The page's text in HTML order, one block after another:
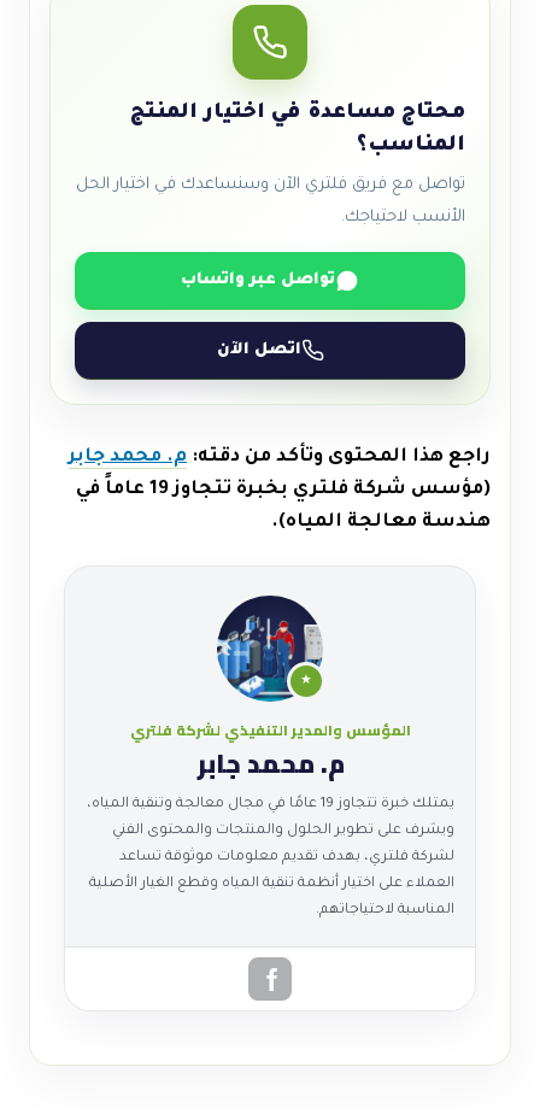
محتاج مساعدة في اختيار المنتج
المناسب؟
تواصل مع فريق فلتري الآن وسنساعدك في اختيار الحل
الأنسب لاحتياجك.
تواصل عبر واتساب
اتصل الآن
راجع هذا المحتوى وتأكد من دقته: م. محمد جابر
(مؤسس شركة فلتري بخبرة تتجاوز 19 عاماً في
هندسة معالجة المياه).
★
المؤسس والمدير التنفيذي لشركة فلتري
م. محمد جابر
يمتلك خبرة تتجاوز 19 عامًا في مجال معالجة وتنقية المياه،
ويشرف على تطوير الحلول والمنتجات والمحتوى الفني
لشركة فلتري، بهدف تقديم معلومات موثوقة تساعد
العملاء على اختيار أنظمة تنقية المياه وقطع الغيار الأصلية
المناسبة لاحتياجاتهم.